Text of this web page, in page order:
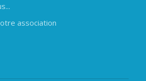
association